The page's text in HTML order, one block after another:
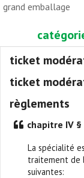
grand emballage
ticket
ticket
règlements
chapitre IV
La spécialité
traitement de
suivantes: